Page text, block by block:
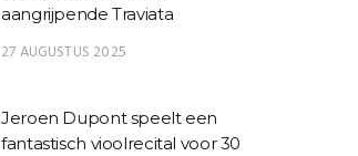
aangrijpende Traviata
27 AUGUSTUS 2025
Jeroen Dupont speelt een
fantastisch vioolrecital voor 30